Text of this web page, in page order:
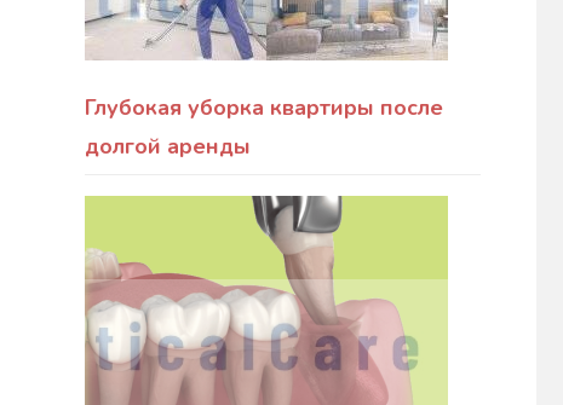
Глубокая уборка квартиры после
долгой аренды